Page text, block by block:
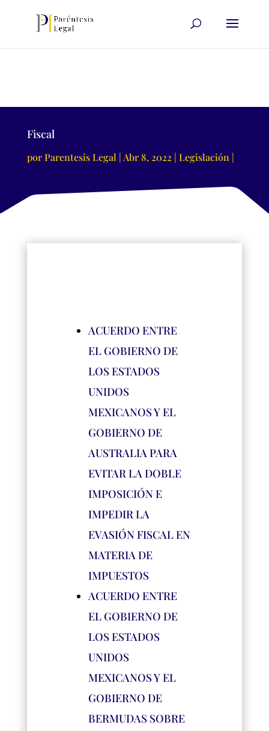
Fiscal
porParentesis Legal Abr 8, 2022 Legislación
ACUERDO ENTRE
EL GOBIERNO DE
LOS ESTADOS
UNIDOS
MEXICANOS Y EL
GOBIERNO DE
AUSTRALIA PARA
EVITAR LA DOBLE
IMPOSICIÓN E
IMPEDIR LA
EVASIÓN FISCAL EN
MATERIA DE
IMPUESTOS
ACUERDO ENTRE
EL GOBIERNO DE
LOS ESTADOS
UNIDOS
MEXICANOS Y EL
GOBIERNO DE
BERMUDAS SOBRE